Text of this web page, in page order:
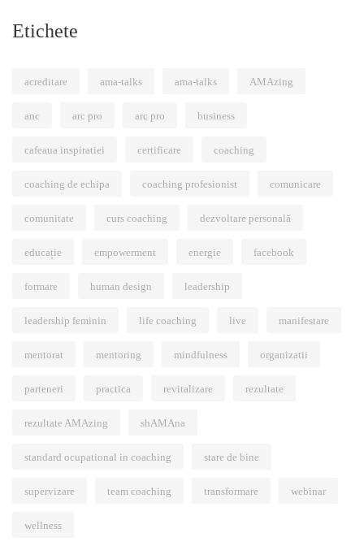
Etichete
acreditare ama-talks ama-talks AMAzing
anc arc pro arc pro business
cafeaua inspiratiei certificare coaching
coaching de echipa coaching profesionist comunicare
comunitate curs coaching dezvoltare personală
educație empowerment energie facebook
formare human design leadership
leadership feminin life coaching live manifestare
mentorat mentoring mindfulness organizatii
parteneri practica revitalizare rezultate
rezultate AMAzing shAMAna
standard ocupational in coaching stare de bine
supervizare team coaching transformare webinar
wellness